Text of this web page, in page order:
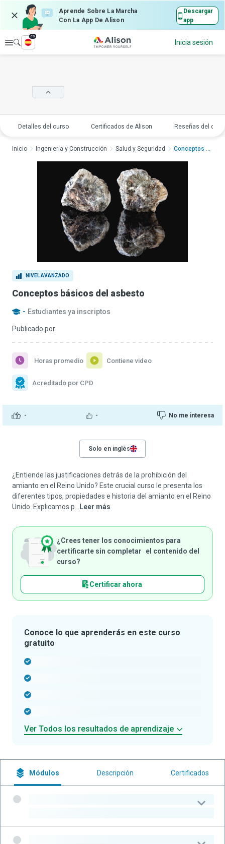
Aprende Sobre La Marcha
Con La App De Alison
Descargar
app
Explorar
es
Inicia sesión
Detalles del curso Certificados de Alison Reseñas del
NIVEL AVANZADO
Conceptos básicos del asbesto
- Estudiantes ya inscriptos
Publicado por
- - No me interesa
Horas promedio Contiene video
Acreditado por CPD
Inicio Ingeniería y Construcción Salud y Seguridad Conceptos básicos de...
Solo en inglés
¿Entiende las justificaciones detrás de la prohibición del
amianto en el Reino Unido? Este crucial curso le presenta los
diferentes tipos, propiedades e historia del amianto en el Reino
Unido. Explicamos p...
Leer más
¿Crees tener los conocimientos para
certificarte sin completar el contenido del
curso?
Certificar ahora
Conoce lo que aprenderás en este curso
gratuito
Ver Todos los resultados de aprendizaje
Módulos Descripción Certificados